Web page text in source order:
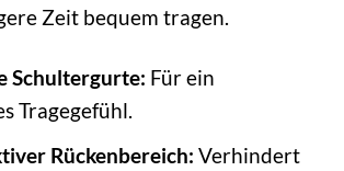
Zeit bequem tragen.
Schultergurte: Für ein
Tragegefühl.
Rückenbereich: Verhindert